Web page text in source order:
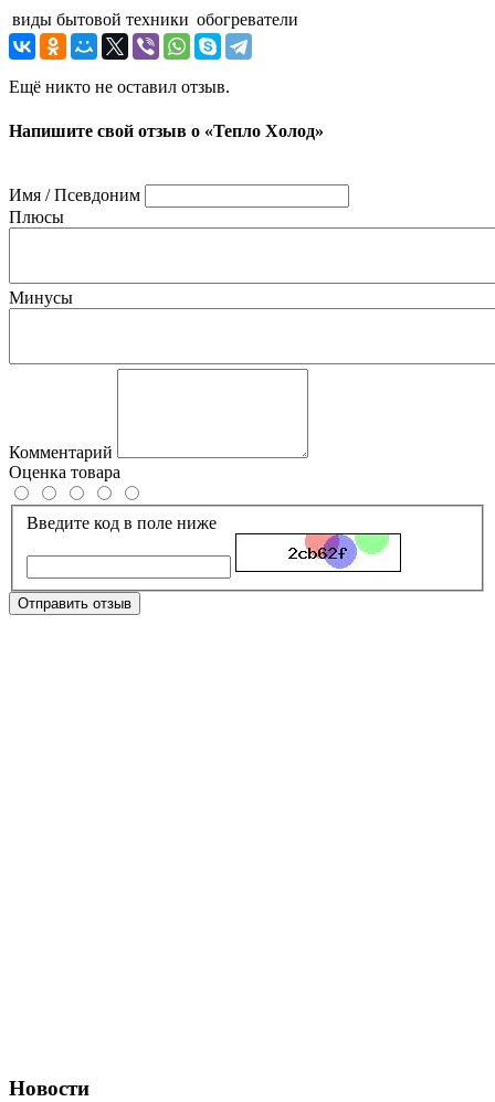
виды бытовой техники обогреватели
Ещё никто не оставил отзыв.
Напишите свой отзыв о «Тепло Холод»
Имя / Псевдоним
Плюсы
Минусы
Комментарий
Оценка товара
Введите код в поле ниже
Отправить отзыв
Новости